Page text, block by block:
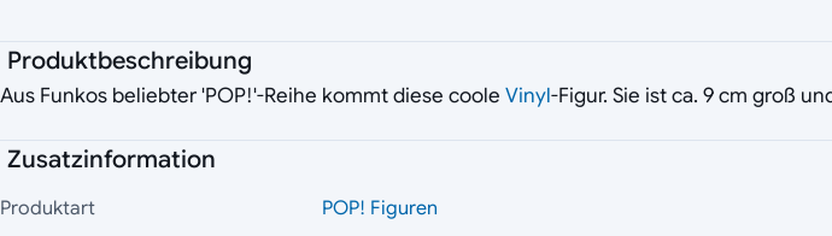
Produktbeschreibung
Aus Funkos beliebter 'POP!'-Reihe kommt diese coole Vinyl-Figur. Sie ist ca. 9 cm groß
Zusatzinformation
Produktart POP! Figuren